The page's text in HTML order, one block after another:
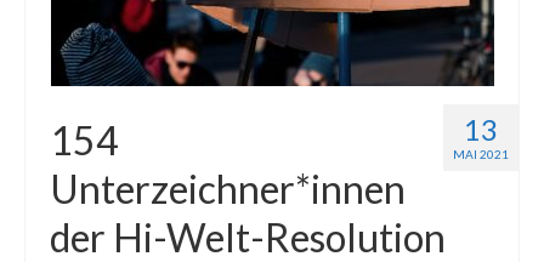
13
MAI 2021
154
Unterzeichner*innen
der Hi-Welt-Resolution